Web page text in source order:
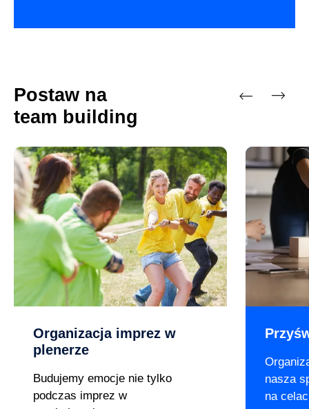
Postaw na
team building
Organizacja imprez w
plenerze
Budujemy emocje nie tylko
podczas imprez w
nasza
na